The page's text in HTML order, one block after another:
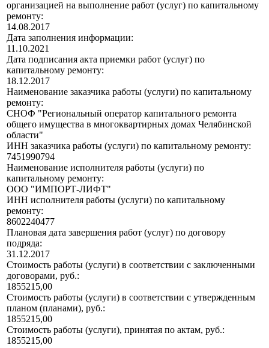
организацией на выполнение работ (услуг) по капитальному
ремонту:
14.08.2017
Дата заполнения информации:
11.10.2021
Дата подписания акта приемки работ (услуг) по
капитальному ремонту:
18.12.2017
Наименование заказчика работы (услуги) по капитальному
ремонту:
СНОФ "Региональный оператор капитального ремонта
общего имущества в многоквартирных домах Челябинской
области"
ИНН заказчика работы (услуги) по капитальному ремонту:
7451990794
Наименование исполнителя работы (услуги) по
капитальному ремонту:
ООО "ИМПОРТ-ЛИФТ"
ИНН исполнителя работы (услуги) по капитальному
ремонту:
8602240477
Плановая дата завершения работ (услуг) по договору
подряда:
31.12.2017
Стоимость работы (услуги) в соответствии с заключенными
договорами, руб.:
1855215,00
Стоимость работы (услуги) в соответствии с утвержденным
планом (планами), руб.:
1855215,00
Стоимость работы (услуги), принятая по актам, руб.:
1855215,00